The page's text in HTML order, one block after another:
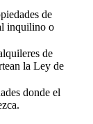
de
inquilino o
de
la Ley de
donde el